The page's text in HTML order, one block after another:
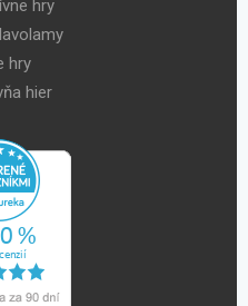
hry
hry
hier